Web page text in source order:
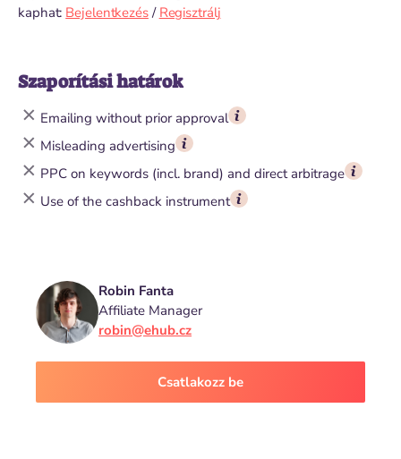
kaphat: Bejelentkezés/ Regisztrálj
Szaporítási határok
Emailing without prior approval
Misleading advertising
PPC on keywords (incl. brand) and direct arbitrage
Use of the cashback instrument
Robin Fanta
Affiliate Manager
robin@ehub.cz
Csatlakozz be